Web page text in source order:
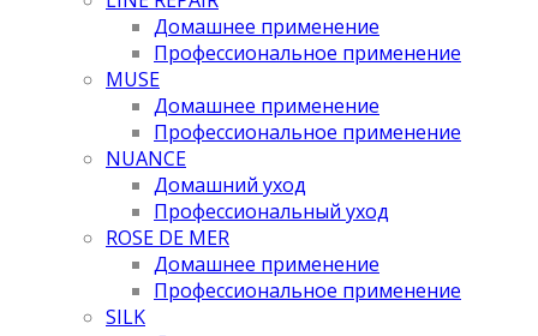
Домашнее применение
Профессиональное применение
MUSE
Домашнее применение
Профессиональное применение
NUANCE
Домашний уход
Профессиональный уход
ROSE DE MER
Домашнее применение
Профессиональное применение
SILK